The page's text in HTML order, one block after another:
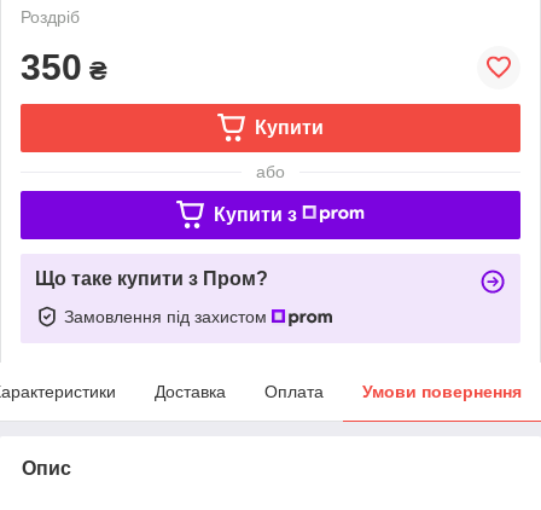
Роздріб
350 ₴
Купити
або
Купити з
Що таке купити з Пром?
Замовлення під захистом
Доставка Оплата Умови повернення
Опис